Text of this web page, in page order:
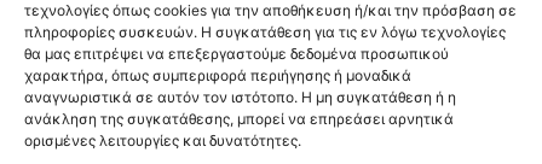
τεχνολογίες όπως cookies για την αποθήκευση ή/και την πρόσβαση σε
πληροφορίες συσκευών. Η συγκατάθεση για τις εν λόγω τεχνολογίες
θα μας επιτρέψει να επεξεργαστούμε δεδομένα προσωπικού
χαρακτήρα, όπως συμπεριφορά περιήγησης ή μοναδικά
αναγνωριστικά σε αυτόν τον ιστότοπο. Η μη συγκατάθεση ή η
ανάκληση της συγκατάθεσης, μπορεί να επηρεάσει αρνητικά
ορισμένες λειτουργίες και δυνατότητες.